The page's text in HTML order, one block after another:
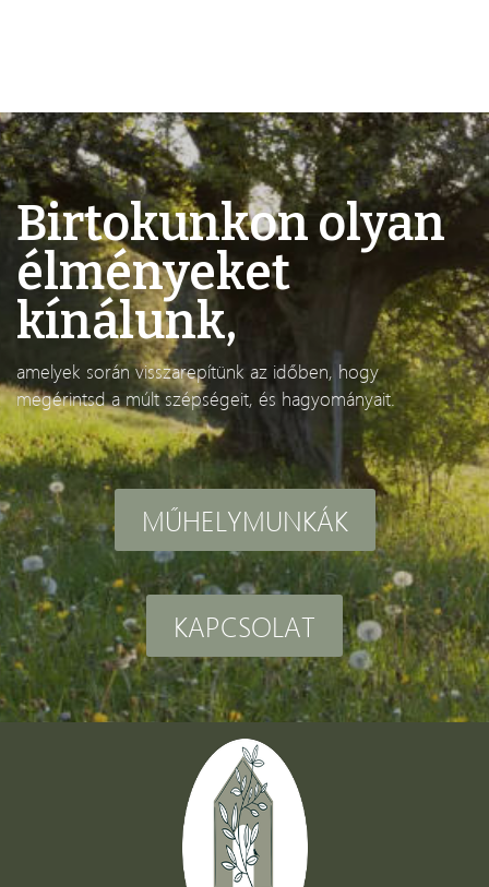
Birtokunkon olyan
élményeket
kínálunk,
amelyek során visszarepítünk az időben, hogy
megérintsd a múlt szépségeit, és hagyományait.
MŰHELYMUNKÁK
KAPCSOLAT